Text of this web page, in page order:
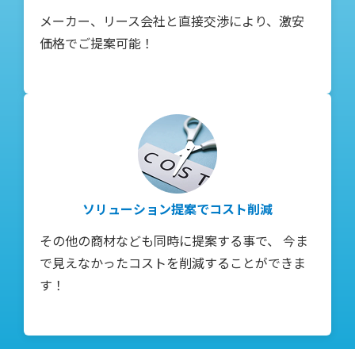
メーカー、リース会社と直接交渉により、激安
価格でご提案可能！
ソリューション提案でコスト削減
その他の商材なども同時に提案する事で、 今ま
で見えなかったコストを削減することができま
す！